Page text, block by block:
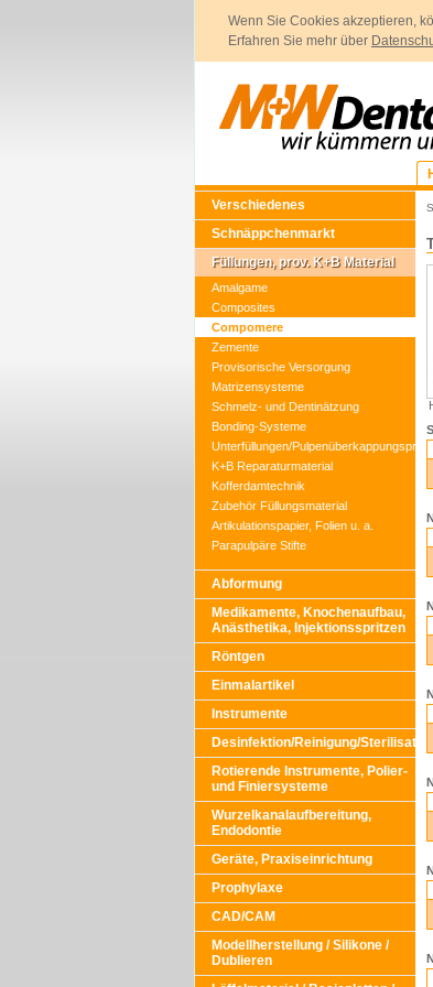
Wenn Sie Cookies akzeptieren,
Erfahren Sie mehr über
Verschiedenes
Schnäppchenmarkt
Füllungen, prov. K+B Material
Amalgame
Composites
Compomere
Zemente
Provisorische Versorgung
Matrizensysteme
Schmelz- und Dentinätzung
Bonding-Systeme
Unterfüllungen/
K+B Reparaturmaterial
Kofferdamtechnik
Zubehör Füllungsmaterial
Artikulationspapier, Folien u. a.
Parapulpäre Stifte
Abformung
Medikamente, Knochenaufbau,
Anästhetika, Injektionsspritzen
Röntgen
Einmalartikel
Instrumente
Desinfektion/Reinigung/Sterilisation
Rotierende Instrumente, Polier-
und Finiersysteme
Wurzelkanalaufbereitung,
Endodontie
Geräte, Praxiseinrichtung
Prophylaxe
CAD/CAM
Modellherstellung / Silikone /
Dublieren